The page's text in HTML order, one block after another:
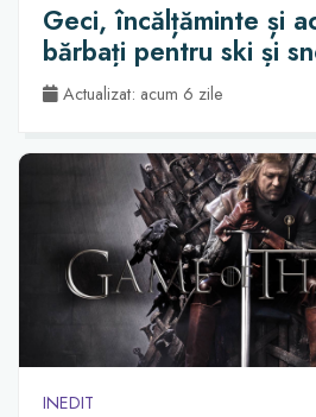
Geci, încălțăminte și
bărbați pentru ski și
Actualizat: acum 6 zile
INEDIT